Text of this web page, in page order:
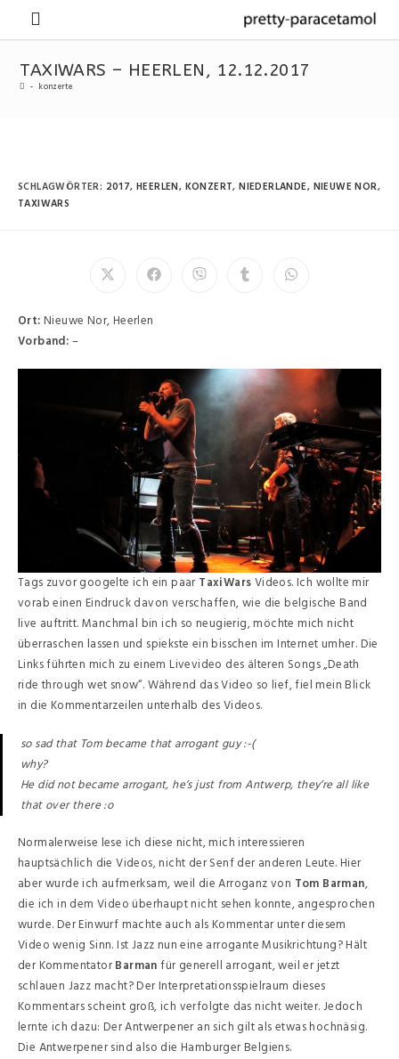
TAXIWARS – HEERLEN, 12.12.2017
- konzerte
SCHLAGWÖRTER: 2017, HEERLEN, KONZERT, NIEDERLANDE, NIEUWE NOR,
TAXIWARS
Ort: Nieuwe Nor, Heerlen
Vorband:–
Tags zuvor googelte ich ein paar TaxiWarsVideos. Ich wollte mir
vorab einen Eindruck davon verschaffen, wie die belgische Band
live auftritt. Manchmal bin ich so neugierig, möchte mich nicht
überraschen lassen und spiekste ein bisschen im Internet umher. Die
Links führten mich zu einem Livevideo des älteren Songs „Death
ride through wet snow“. Während das Video so lief, fiel mein Blick
in die Kommentarzeilen unterhalb des Videos.
so sad that Tom became that arrogant guy :-(
why?
He did not became arrogant, he’s just from Antwerp, they’re all like
that over there :o
Normalerweise lese ich diese nicht, mich interessieren
hauptsächlich die Videos, nicht der Senf der anderen Leute. Hier
aber wurde ich aufmerksam, weil die Arroganz von Tom Barman,
die ich in dem Video überhaupt nicht sehen konnte, angesprochen
wurde. Der Einwurf machte auch als Kommentar unter diesem
Video wenig Sinn. Ist Jazz nun eine arrogante Musikrichtung? Hält
der KommentatorBarmanfür generell arrogant, weil er jetzt
schlauen Jazz macht? Der Interpretationsspielraum dieses
Kommentars scheint groß, ich verfolgte das nicht weiter. Jedoch
lernte ich dazu: Der Antwerpener an sich gilt als etwas hochnäsig.
Die Antwerpener sind also die Hamburger Belgiens.